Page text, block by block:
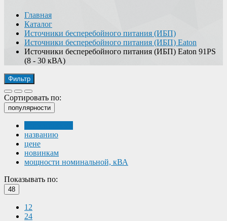
Главная
Каталог
Источники бесперебойного питания (ИБП)
Источники бесперебойного питания (ИБП) Eaton
Источники бесперебойного питания (ИБП) Eaton 91PS
(8 - 30 кВА)
Фильтр
Сортировать по:
популярности
названию
цене
новинкам
мощности номинальной, кВА
Показывать по:
48
12
24